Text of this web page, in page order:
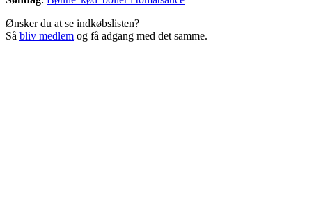
Ønsker du at se indkøbslisten?
Så bliv medlem og få adgang med det samme.